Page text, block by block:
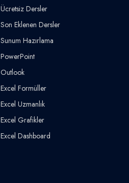
Ücretsiz Dersler
Son Eklenen Dersler
Sunum Hazırlama
PowerPoint
Outlook
Excel Formüller
Excel Uzmanlık
Excel Grafikler
Excel Dashboard